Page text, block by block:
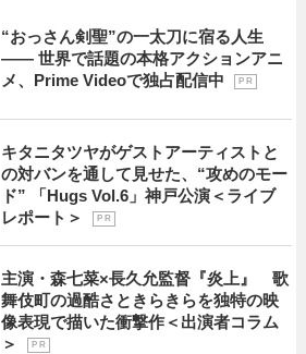
“おっさん剣聖”の一太刀に宿る人生
―― 世界で話題の本格アクションアニ
メ、Prime Videoで独占配信中
P R
キタニタツヤがゲストアーティストと
の対バンを通して見せた、“攻めのモー
ド” 「Hugs Vol.6」神戸公演＜ライブ
レポート＞
P R
主演・森七菜×長久允監督『炎上』 歌
舞伎町の過酷さときらきらを独特の映
像表現で描いた衝撃作＜出演者コラム
＞
P R